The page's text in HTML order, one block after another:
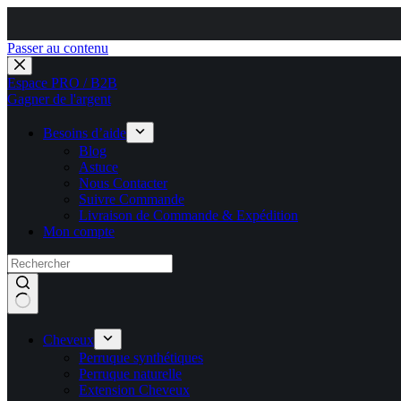
Passer au contenu
Espace PRO / B2B
Gagner de l'argent
Besoins d’aide
Blog
Astuce
Nous Contacter
Suivre Commande
Livraison de Commande & Expédition
Mon compte
Cheveux
Perruque synthétiques
Perruque naturelle
Extension Cheveux